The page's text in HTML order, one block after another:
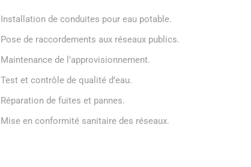
Installation de conduites pour eau potable.
Pose de raccordements aux réseaux publics.
Maintenance de l’approvisionnement.
Test et contrôle de qualité d’eau.
Réparation de fuites et pannes.
Mise en conformité sanitaire des réseaux.